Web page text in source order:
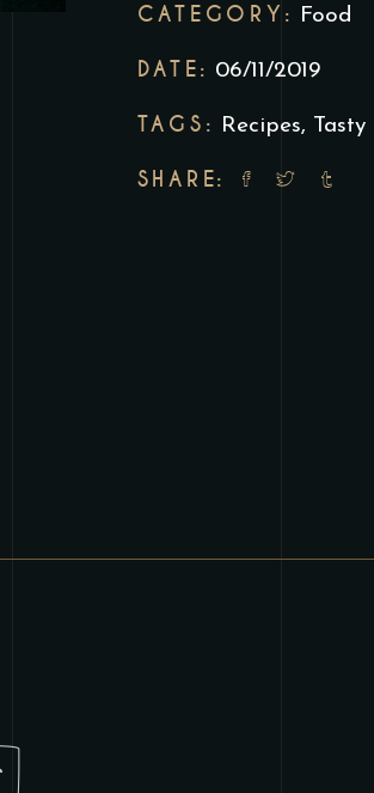
CATEGORY: Food
DATE: 06/11/2019
TAGS: Recipes, Tasty
SHARE: